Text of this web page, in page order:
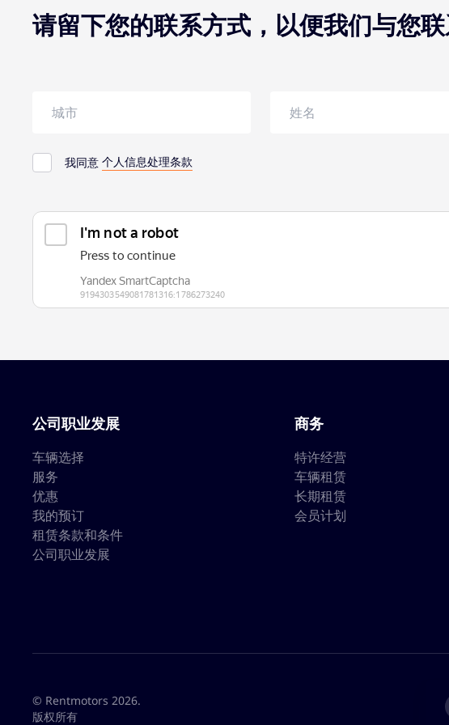
请留下您的联系方式，以便我们与您
我同意 个人信息处理条款
公司职业发展
车辆选择
服务
优惠
我的预订
租赁条款和条件
公司职业发展
商务
特许经营
车辆租赁
长期租赁
会员计划
© Rentmotors 2026.
版权所有